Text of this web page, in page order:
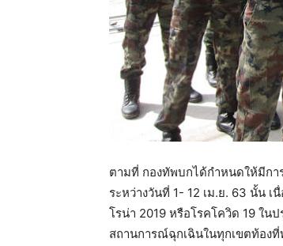
ตามที่ กองทัพบกได้กำหนดให้มีกา
ระหว่างวันที่ 1- 12 เม.ย. 63 นั้น
โรน่า 2019 หรือโรคโควิด 19 ใ
สถานการณ์ฉุกเฉินในทุกเขตท้อง